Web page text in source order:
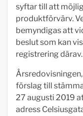
syftar till att
produktförvärv.
bemyndigas att
beslut som kan
registrering därav.
förslag till
27 augusti 2019
adress